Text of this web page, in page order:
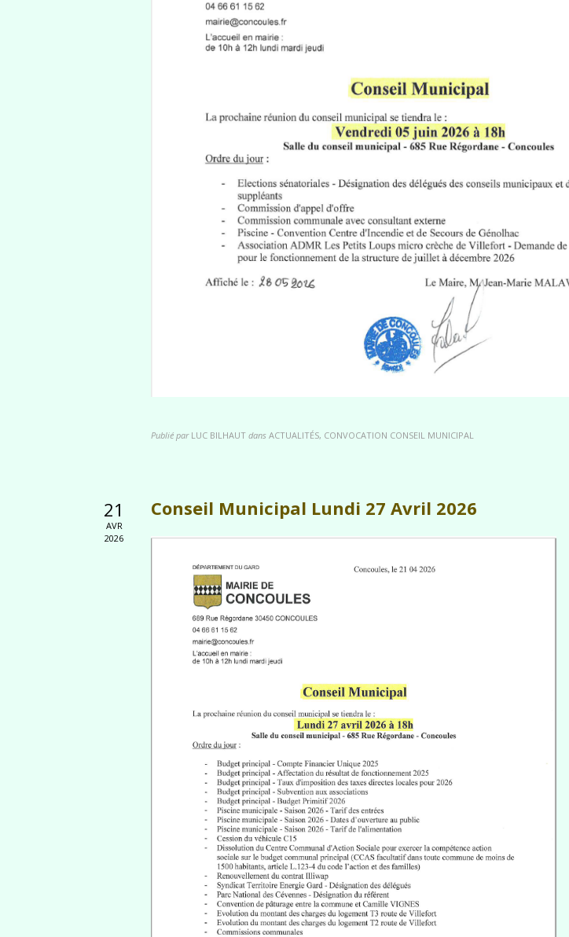
Publié par LUC BILHAUT dans ACTUALITÉS, CONVOCATION CONSEIL MUNICIPAL
21
AVR
2026
Conseil Municipal Lundi 27 Avril 2026